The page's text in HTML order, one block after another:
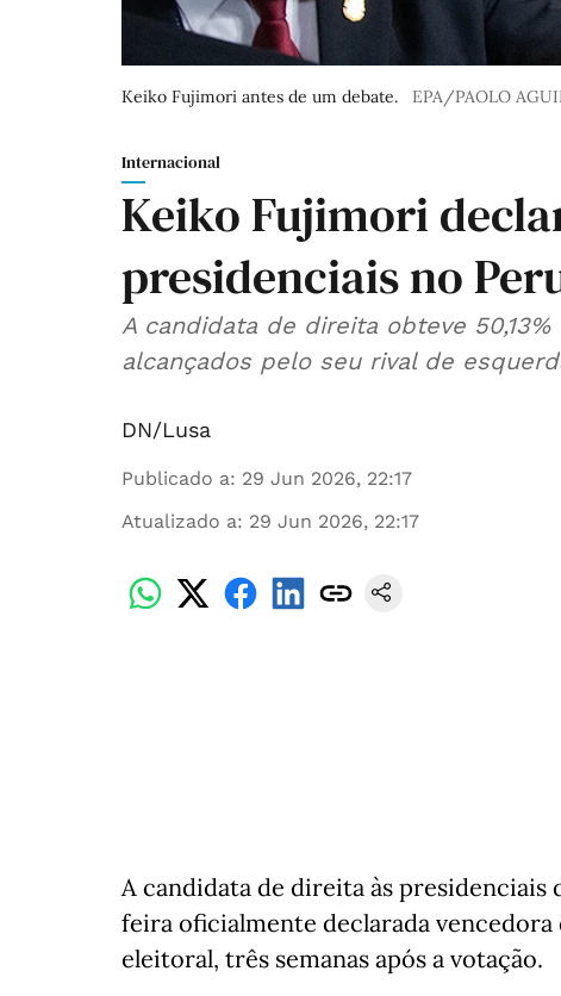
Keiko Fujimori antes de um debate. EPA/PAOLO
Internacional
Keiko Fujimori
presidenciais no
A candidata de direita obteve
alcançados pelo seu rival de
DN/Lusa
Publicado a: 29 Jun 2026, 22:17
Atualizado a: 29 Jun 2026, 22:17
A candidata de direita às
feira oficialmente declarada vencedora
eleitoral, três semanas após a votação.